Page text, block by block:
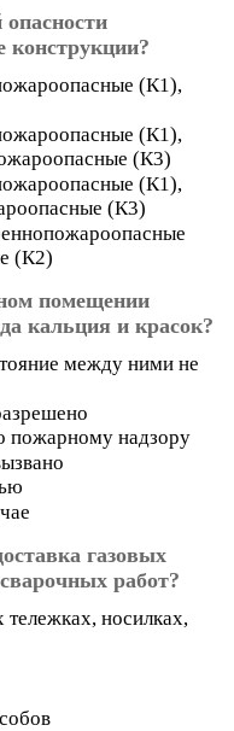
конструкции?
(К1),
(К1),
(К3)
(К1),
(К3)
(К2)
помещении
кальция и красок?
между ними не
пожарному надзору
газовых
работ?
носилках,